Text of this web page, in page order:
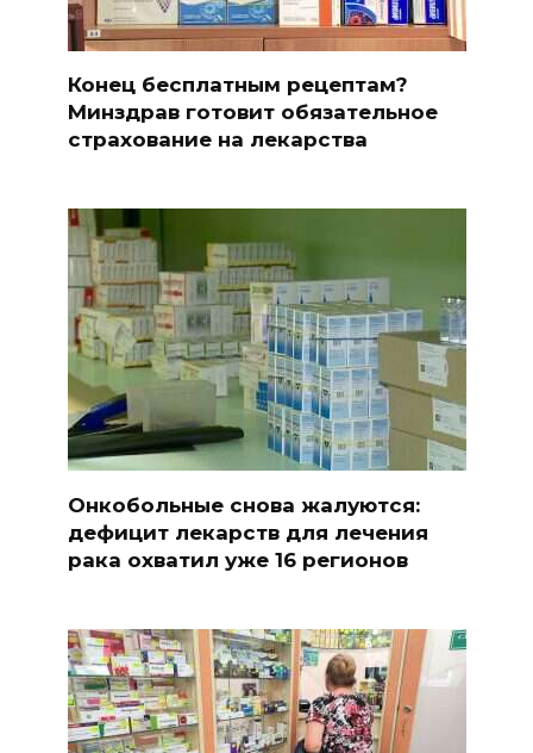
Конец бесплатным рецептам?
Минздрав готовит обязательное
страхование на лекарства
Онкобольные снова жалуются:
дефицит лекарств для лечения
рака охватил уже 16 регионов